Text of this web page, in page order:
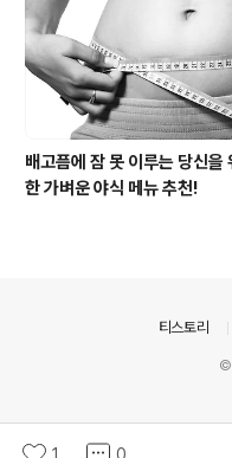
배고픔에 잠 못 이루는 당신을
한 가벼운 야식 메뉴 추천!
티스토리
©